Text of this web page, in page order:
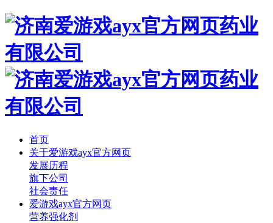
首页
关于爱游戏ayx官方网页
发展历程
旗下公司
社会责任
爱游戏ayx官方网页
营养强化剂